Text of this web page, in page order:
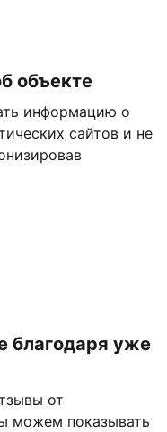
объекте
информацию о
сайтов и не
благодаря уже
от
можем показывать